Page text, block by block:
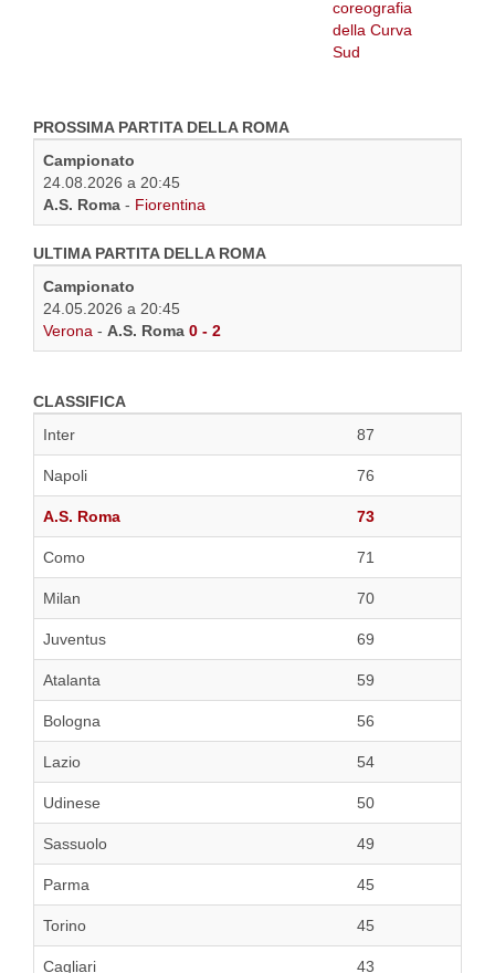
PROSSIMA PARTITA DELLA ROMA
Campionato
24.08.2026 a 20:45
A.S. Roma - Fiorentina
ULTIMA PARTITA DELLA ROMA
Campionato
24.05.2026 a 20:45
Verona - A.S. Roma 0 - 2
CLASSIFICA
Inter
87
Napoli 76
A.S. Roma 73
Como 71
Milan 70
Juventus 69
Atalanta 59
Bologna 56
Lazio 54
Udinese 50
Sassuolo 49
Parma 45
Torino 45
Cagliari 43